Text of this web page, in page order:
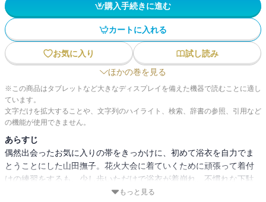
購入手続きに進む
カートに入れる
お気に入り
試し読み
ほかの巻を見る
※この商品はタブレットなど大きなディスプレイを備えた機器で読むことに適し
ています。
文字だけを拡大することや、文字列のハイライト、検索、辞書の参照、引用など
の機能が使用できません。
あらすじ
偶然出会ったお気に入りの帯をきっかけに、初めて浴衣を自力でま
とうことにした山田撫子。花火大会に着ていくために頑張って着付
けの練習をするも、少し歩いただけで浴衣が着崩れ、不慣れな下駄
に靴擦れも起こして心が折れそうに……。そんななか落ち込む撫子
もっと見る